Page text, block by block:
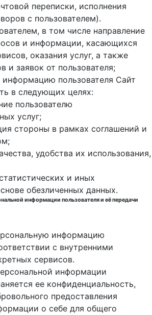
переписки, исполнения
с пользователем).
в том числе направление
и информации, касающихся
оказания услуг, а также
и заявок от пользователя;
пользователя Сайт
в следующих целях:
пользователю
услуг;
стороны в рамках соглашений и
удобства их использования,
и иных
обезличенных данных.
информации пользователя и её передачи
информацию
с внутренними
сервисов.
информации
ее конфиденциальность,
предоставления
о себе для общего